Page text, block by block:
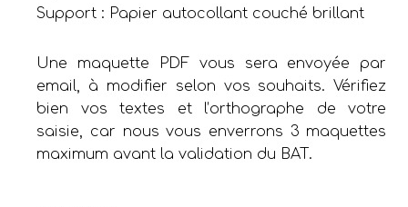
Support : Papier autocollant couché brillant
Une maquette PDF vous sera envoyée par
email, à modifier selon vos souhaits. Vérifiez
bien vos textes et l’orthographe de votre
saisie, car nous vous enverrons 3 maquettes
maximum avant la validation du BAT.